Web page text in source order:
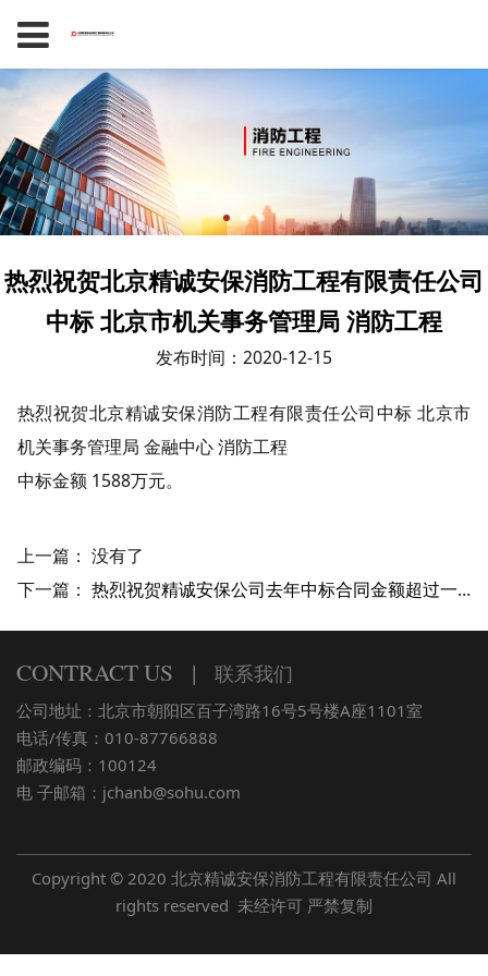
热烈祝贺北京精诚安保消防工程有限责任公司
中标 北京市机关事务管理局 消防工程
发布时间：2020-12-15
热烈祝贺北京精诚安保消防工程有限责任公司中标 北京市
机关事务管理局 金融中心 消防工程
中标金额 1588万元。
上一篇： 没有了
下一篇： 热烈祝贺精诚安保公司去年中标合同金额超过一亿元
CONTRACT US | 联系我们
公司地址：北京市朝阳区百子湾路16号5号楼A座1101室
电话/传真：010-87766888
邮政编码：100124
电 子邮箱：jchanb@sohu.com
Copyright © 2020 北京精诚安保消防工程有限责任公司 All
rights reserved 未经许可 严禁复制